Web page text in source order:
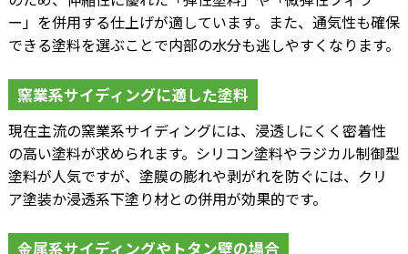
ー」を併用する仕上げが適しています。また、通気性も確保
できる塗料を選ぶことで内部の水分も逃しやすくなります。
窯業系サイディングに適した塗料
現在主流の窯業系サイディングには、浸透しにくく密着性
の高い塗料が求められます。シリコン塗料やラジカル制御型
塗料が人気ですが、塗膜の膨れや剥がれを防ぐには、クリ
ア塗装か浸透系下塗り材との併用が効果的です。
金属系サイディングやトタン壁の場合